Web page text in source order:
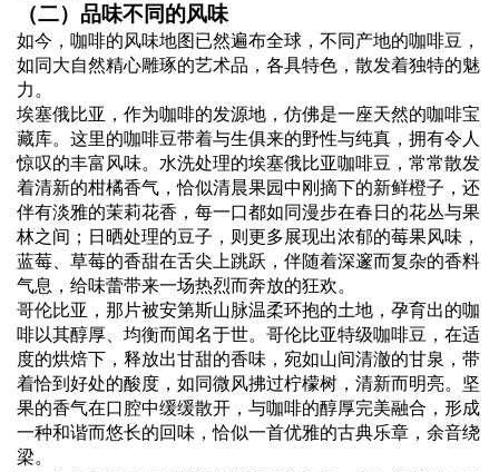
（二）品味不同的风味
如今，咖啡的风味地图已然遍布全球，不同产地的咖啡豆，
如同大自然精心雕琢的艺术品，各具特色，散发着独特的魅
力。
埃塞俄比亚，作为咖啡的发源地，仿佛是一座天然的咖啡宝
藏库。这里的咖啡豆带着与生俱来的野性与纯真，拥有令人
惊叹的丰富风味。水洗处理的埃塞俄比亚咖啡豆，常常散发
着清新的柑橘香气，恰似清晨果园中刚摘下的新鲜橙子，还
伴有淡雅的茉莉花香，每一口都如同漫步在春日的花丛与果
林之间；日晒处理的豆子，则更多展现出浓郁的莓果风味，
蓝莓、草莓的香甜在舌尖上跳跃，伴随着深邃而复杂的香料
气息，给味蕾带来一场热烈而奔放的狂欢。
哥伦比亚，那片被安第斯山脉温柔环抱的土地，孕育出的咖
啡以其醇厚、均衡而闻名于世。哥伦比亚特级咖啡豆，在适
度的烘焙下，释放出甘甜的香味，宛如山间清澈的甘泉，带
着恰到好处的酸度，如同微风拂过柠檬树，清新而明亮。坚
果的香气在口腔中缓缓散开，与咖啡的醇厚完美融合，形成
一种和谐而悠长的回味，恰似一首优雅的古典乐章，余音绕
梁。